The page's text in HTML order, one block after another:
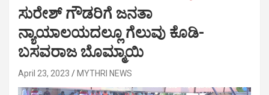
ಸುರೇಶ್ ಗೌಡರಿಗೆ ಜನತಾ
ನ್ಯಾಯಾಲಯದಲ್ಲೂ ಗೆಲುವು ಕೊಡಿ-
ಬಸವರಾಜ ಬೊಮ್ಮಾಯಿ
April 23, 2023 MYTHRI NEWS